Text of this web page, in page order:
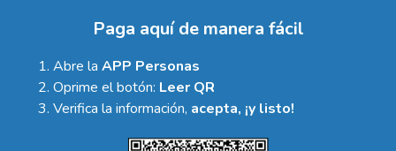
Paga aquí de manera fácil
Abre la APP Personas
Oprime el botón: Leer QR
Verifica la información, acepta, ¡y listo!